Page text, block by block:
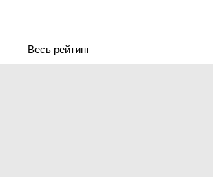
Весь рейтинг